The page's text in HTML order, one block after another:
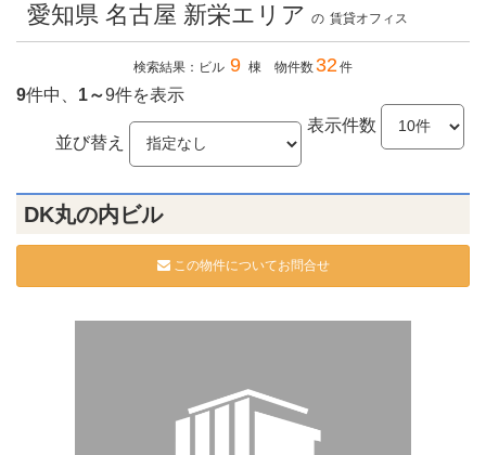
愛知県 名古屋 新栄エリア の 賃貸オフィス
検索結果：ビル 9 棟 物件数32件
9件中、 1～9件を表示
表示件数
並び替え
DK丸の内ビル
この物件についてお問合せ